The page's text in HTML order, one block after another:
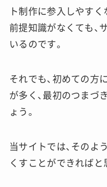
ト制作に参入しやす
前提知識がなくても、
いるのです。
それでも、初めての方
が多く、最初のつまづ
ょう。
当サイトでは、そのよ
くすことができればと